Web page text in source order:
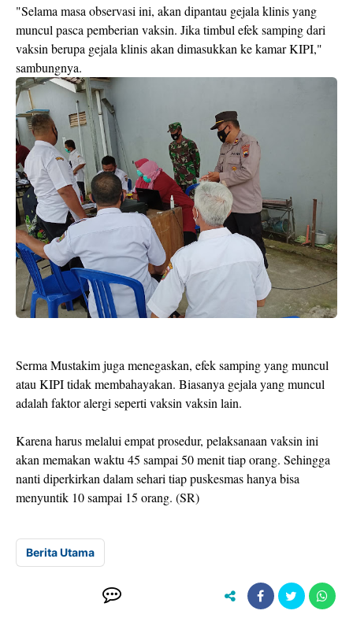
"Selama masa observasi ini, akan dipantau gejala klinis yang
muncul pasca pemberian vaksin. Jika timbul efek samping dari
vaksin berupa gejala klinis akan dimasukkan ke kamar KIPI,"
sambungnya.
Serma Mustakim juga menegaskan, efek samping yang muncul
atau KIPI tidak membahayakan. Biasanya gejala yang muncul
adalah faktor alergi seperti vaksin vaksin lain.
Karena harus melalui empat prosedur, pelaksanaan vaksin ini
akan memakan waktu 45 sampai 50 menit tiap orang. Sehingga
nanti diperkirkan dalam sehari tiap puskesmas hanya bisa
menyuntik 10 sampai 15 orang. (SR)
Berita Utama